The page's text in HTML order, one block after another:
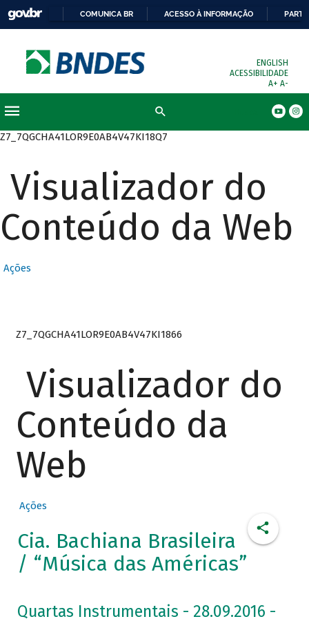
COMUNICA BR ACESSO À INFORMAÇÃO
ENGLISH
ACESSIBILIDADE
A+ A-
Z7_7QGCHA41LOR9E0AB4V47KI18Q7
Visualizador do
Conteúdo da Web
Ações
Z7_7QGCHA41LOR9E0AB4V47KI1866
Visualizador do
Conteúdo da
Web
Ações
Cia. Bachiana Brasileira
/ “Música das Américas”
Quartas Instrumentais - 28.09.2016 -